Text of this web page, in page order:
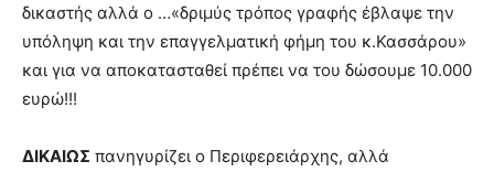
δικαστής αλλά ο …«δριμύς τρόπος γραφής έβλαψε την
υπόληψη και την επαγγελματική φήμη του κ.Κασσάρου»
και για να αποκατασταθεί πρέπει να του δώσουμε 10.000
ευρώ!!!
ΔΙΚΑΙΩΣ πανηγυρίζει ο Περιφερειάρχης, αλλά